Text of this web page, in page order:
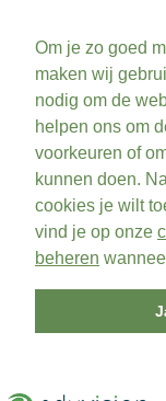
Om je zo goed
maken wij
nodig om de
helpen ons om
voorkeuren of
kunnen doen.
cookies je wilt
vind je op onze
beheren